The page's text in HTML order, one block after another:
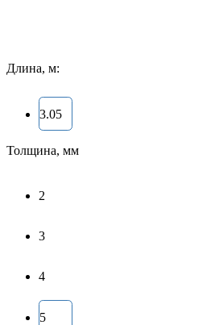
Длина, м:
3.05
Толщина, мм
2
3
4
5